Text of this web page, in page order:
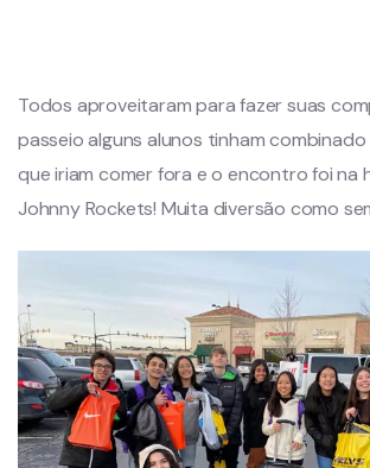
Todos aproveitaram para fazer suas
passeio alguns alunos tinham combinado
que iriam comer fora e o encontro foi na
Johnny Rockets! Muita diversão como